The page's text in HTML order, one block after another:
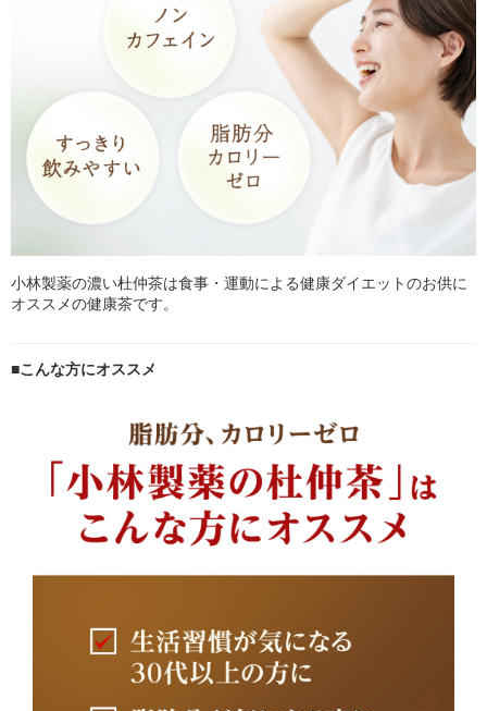
小林製薬の濃い杜仲茶は食事・運動による健康ダイエットのお供に
オススメの健康茶です。
■こんな方にオススメ